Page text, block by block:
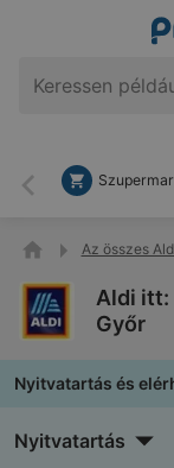
Vissza
Az összes
Aldi itt:
Győr
Nyitvatartás és
Nyitvatartás